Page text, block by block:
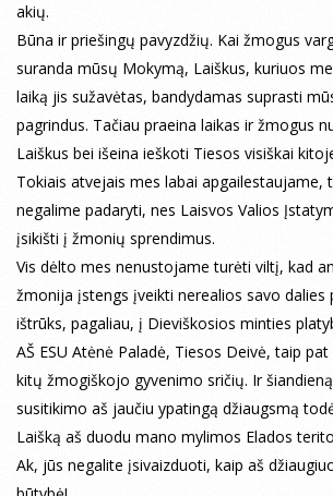
akių.
Būna ir priešingų pavyzdžių. Kai žmogus
suranda mūsų Mokymą, Laiškus, kuriuos
laiką jis sužavėtas, bandydamas suprasti
pagrindus. Tačiau praeina laikas ir žmogus
Laiškus bei išeina ieškoti Tiesos visiškai
Tokiais atvejais mes labai apgailestaujame,
negalime padaryti, nes Laisvos Valios
įsikišti į žmonių sprendimus.
Vis dėlto mes nenustojame turėti viltį, kad
žmonija įstengs įveikti nerealios savo dalies
ištrūks, pagaliau, į Dieviškosios minties
AŠ ESU Atėnė Paladė, Tiesos Deivė, taip
kitų žmogiškojo gyvenimo sričių. Ir
susitikimo aš jaučiu ypatingą džiaugsmą
Laišką aš duodu mano mylimos Elados
Ak, jūs negalite įsivaizduoti, kaip aš